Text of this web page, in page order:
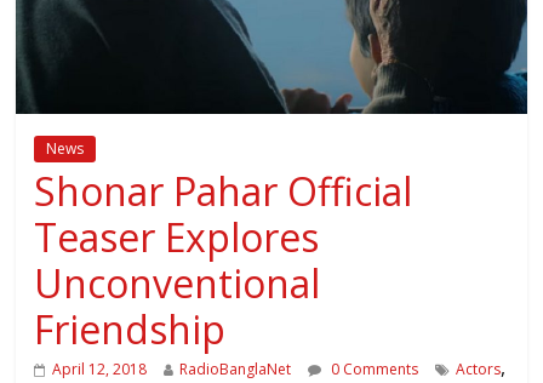
News
Shonar Pahar Official
Teaser Explores
Unconventional
Friendship
April 12, 2018 RadioBanglaNet 0 Comments Actors,